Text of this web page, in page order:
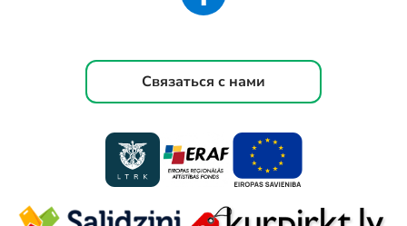
Связаться с нами